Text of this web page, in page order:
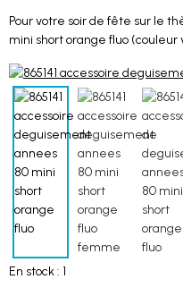
Pour votre soir de fête sur le
mini short orange fluo (couleur
En stock : 1